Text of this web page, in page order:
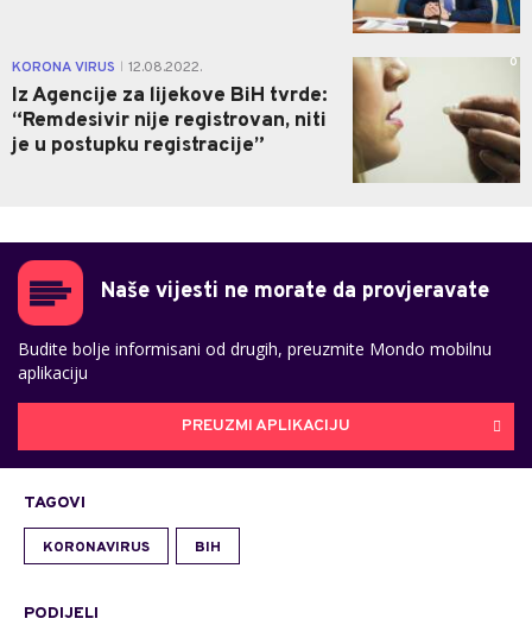
KORONA VIRUS 12.08.2022.
Iz Agencije za lijekove BiH tvrde:
“Remdesivir nije registrovan, niti
je u postupku registracije”
0
Naše vijesti ne morate da provjeravate
Budite bolje informisani od drugih, preuzmite Mondo mobilnu
aplikaciju
PREUZMI APLIKACIJU
TAGOVI
KORONAVIRUS BIH
PODIJELI